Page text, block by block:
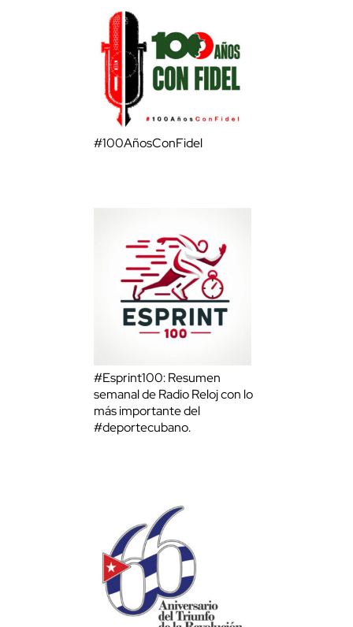
#100AñosConFidel
#Esprint100: Resumen
semanal de Radio Reloj con lo
más importante del
#deportecubano.